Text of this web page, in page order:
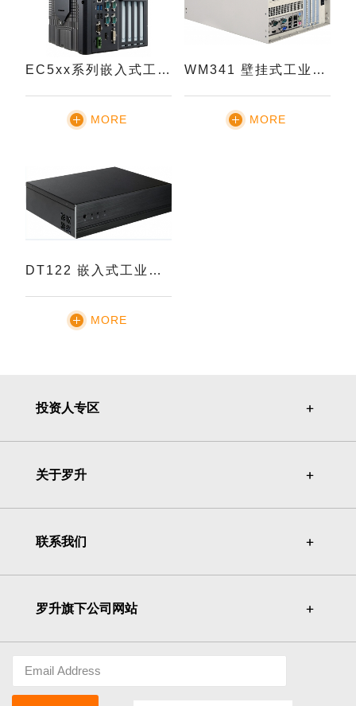
EC5xx系列嵌入式工业电脑
MORE
WM341 壁挂式工业电脑
MORE
DT122 嵌入式工业电脑
MORE
投资人专区 ＋
＋
关于罗升 ＋
＋
联系我们 ＋
＋
罗升旗下公司网站 ＋
＋